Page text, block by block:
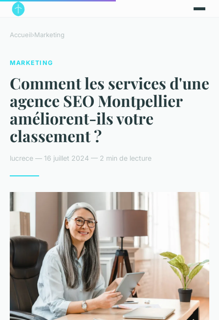
Accueil›Marketing
MARKETING
Comment les services d'une
agence SEO Montpellier
améliorent-ils votre
classement ?
lucrece — 16 juillet 2024 — 2 min de lecture